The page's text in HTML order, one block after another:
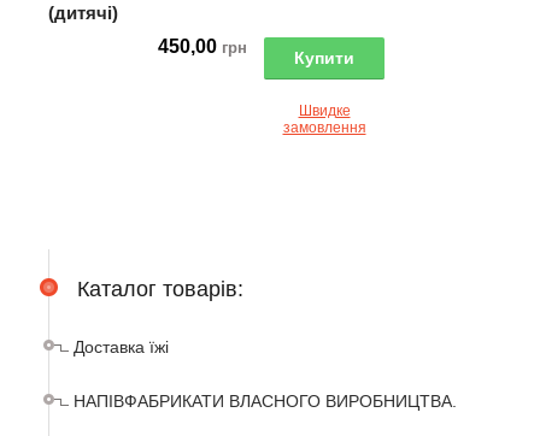
(дитячі)
450,00 грн
Купити
Швидке
замовлення
Каталог товарів:
Доставка їжі
НАПІВФАБРИКАТИ ВЛАСНОГО ВИРОБНИЦТВА.